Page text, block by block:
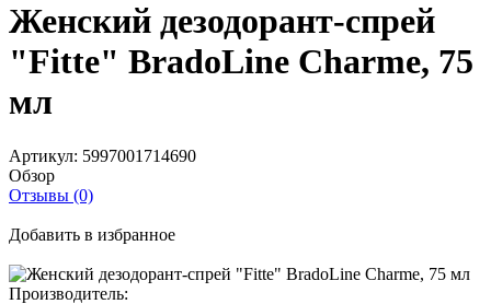
Женский дезодорант-спрей
"Fitte" BradoLine Charme, 75
мл
Артикул: 5997001714690
Обзор
Отзывы (0)
Добавить в избранное
Производитель: